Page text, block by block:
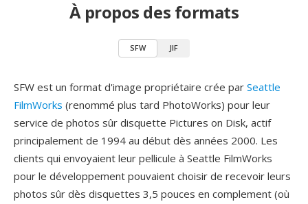
À propos des formats
SFW JIF
SFW est un format d'image propriétaire crée par Seattle
FilmWorks (renommé plus tard PhotoWorks) pour leur
service de photos sûr disquette Pictures on Disk, actif
principalement de 1994 au début dès années 2000. Les
clients qui envoyaient leur pellicule à Seattle FilmWorks
pour le développement pouvaient choisir de recevoir leurs
photos sûr dès disquettes 3,5 pouces en complement (où